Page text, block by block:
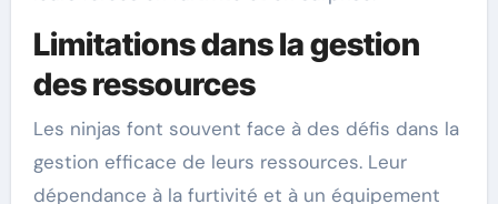
Limitations dans la gestion
des ressources
Les ninjas font souvent face à des défis dans la
gestion efficace de leurs ressources. Leur
dépendance à la furtivité et à un équipement